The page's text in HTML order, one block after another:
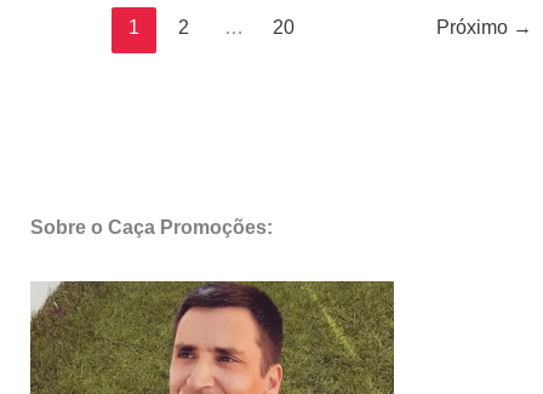
1 2 … 20 Próximo →
Sobre o Caça Promoções: